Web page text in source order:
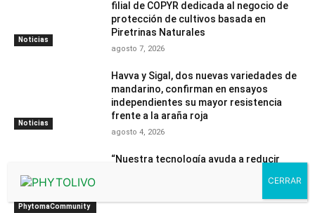
Noticias
filial de COPYR dedicada al negocio de
protección de cultivos basada en
Piretrinas Naturales
agosto 7, 2026
Noticias
Havva y Sigal, dos nuevas variedades de
mandarino, confirman en ensayos
independientes su mayor resistencia
frente a la araña roja
agosto 4, 2026
PhytomaCommunity
“Nuestra tecnología ayuda a reducir